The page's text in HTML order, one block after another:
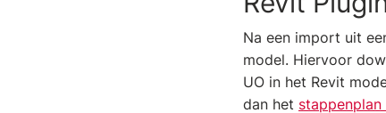
Na een import uit
model. Hiervoor
UO in het Revit
dan het